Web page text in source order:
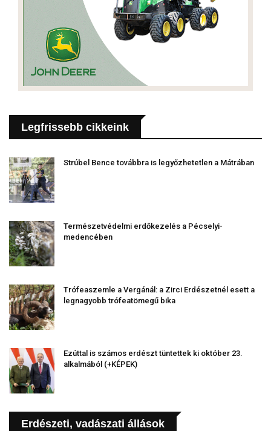
Legfrissebb cikkeink
Strúbel Bence továbbra is legyőzhetetlen a Mátrában
Természetvédelmi erdőkezelés a Pécselyi-
medencében
Trófeaszemle a Vergánál: a Zirci Erdészetnél esett a
legnagyobb trófeatömegű bika
Ezúttal is számos erdészt tüntettek ki október 23.
alkalmából (+KÉPEK)
Erdészeti, vadászati állások